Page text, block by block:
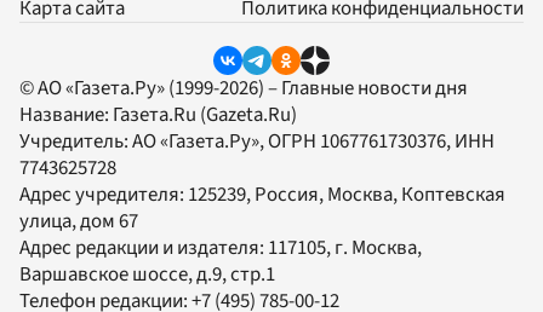
Карта сайта
Политика конфиденциальности
© АО «Газета.Ру» (1999-2026) – Главные новости дня
Название: Газета.Ru (Gazeta.Ru)
Учредитель:АО «Газета.Ру», ОГРН 1067761730376, ИНН
7743625728
Адрес учредителя: 125239, Россия, Москва, Коптевская
улица, дом 67
Адрес редакции и издателя: 117105, г. Москва,
Варшавское шоссе, д.9, стр.1
Телефон редакции:+7 (495) 785-00-12